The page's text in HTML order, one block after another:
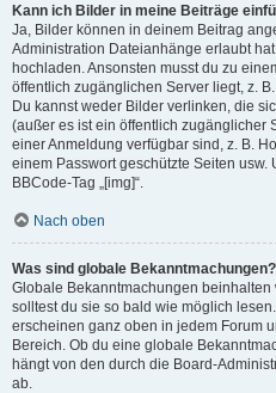
Kann ich Bilder in meine Beiträge
Ja, Bilder können in deinem Beitrag
Administration Dateianhänge erlaubt
hochladen. Ansonsten musst du zu
öffentlich zugänglichen Server liegt, z.
Du kannst weder Bilder verlinken, die
(außer es ist ein öffentlich zugänglicher
einer Anmeldung verfügbar sind, z. B.
einem Passwort geschützte Seiten
BBCode-Tag „[img]“.
Nach oben
Was sind globale Bekanntmachungen?
Globale Bekanntmachungen
solltest du sie so bald wie möglich
erscheinen ganz oben in jedem Forum
Bereich. Ob du eine globale
hängt von den durch die Board-
ab.